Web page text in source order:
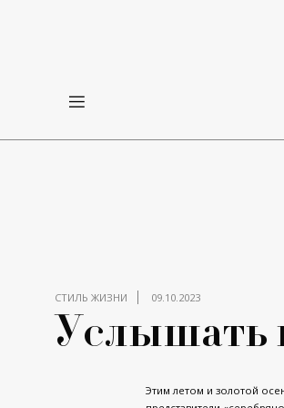
СТИЛЬ ЖИЗНИ 09.10.2023
Услышать
Этим летом и золотой